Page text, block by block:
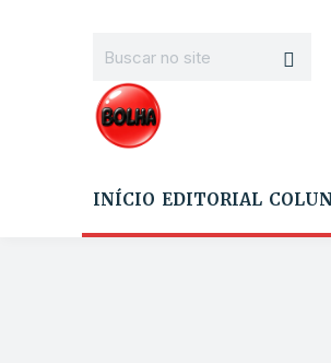
INÍCIO EDITORIAL